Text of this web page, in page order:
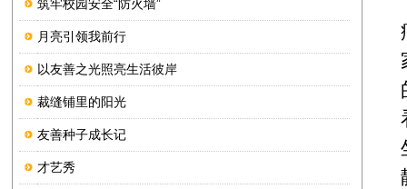
筑牢校园安全“防火墙”
月亮引领我前行
以友善之光照亮生活彼岸
裁缝铺里的阳光
友善种子成长记
才艺秀